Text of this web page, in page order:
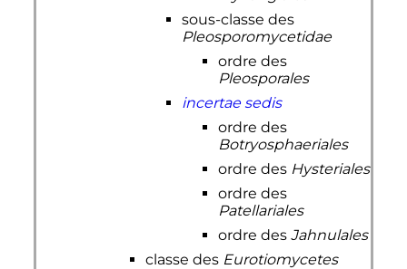
sous-classe des
Pleosporomycetidae
ordre des
Pleosporales
incertae sedis
ordre des
Botryosphaeriales
ordre des Hysteriales
ordre des
Patellariales
ordre des Jahnulales
classe des Eurotiomycetes